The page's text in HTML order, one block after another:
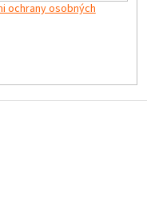
ochrany osobných